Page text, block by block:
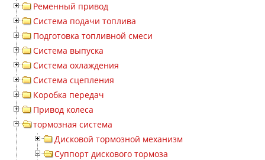
Ременный привод
Система подачи топлива
Подготовка топливной смеси
Система выпуска
Система охлаждения
Система сцепления
Коробка передач
Привод колеса
тормозная система
Дисковой тормозной механизм
Суппорт дискового тормоза